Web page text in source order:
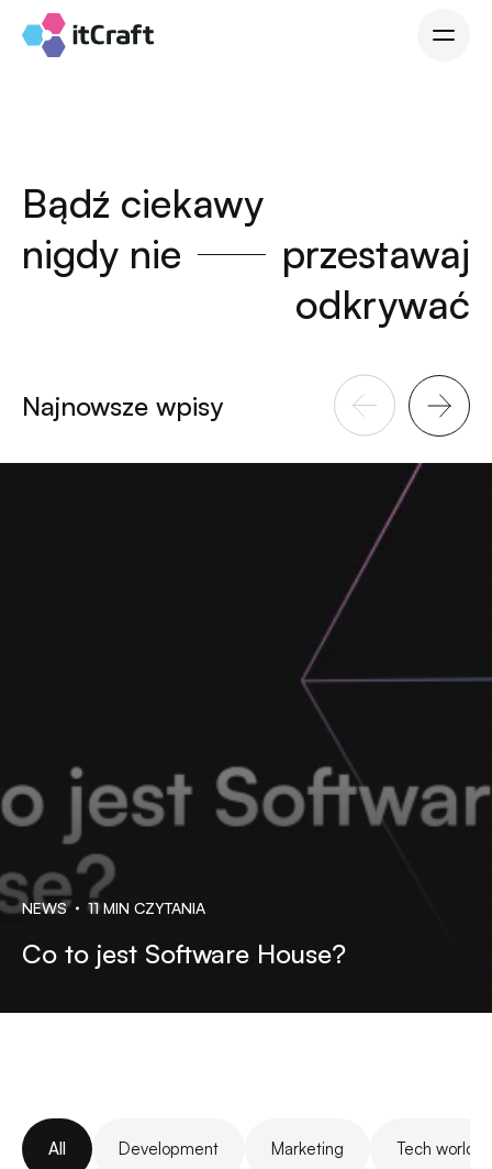
Bądź ciekawy
nigdy nie
przestawaj
odkrywać
Najnowsze wpisy
NEWS 11 MIN CZYTANIA
Co to jest Software House?
All Development Marketing Tech world